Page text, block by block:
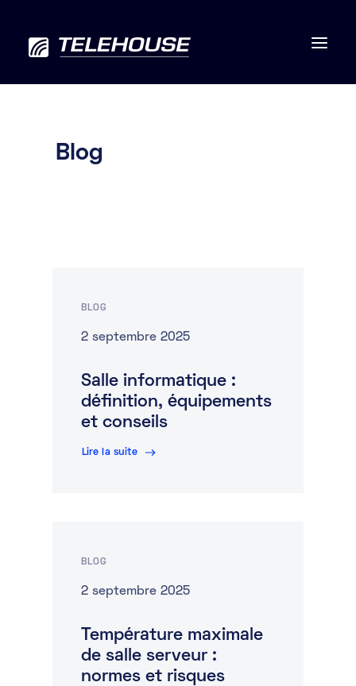
Data centers
Contactez-nous
À propos
Marketplace
Ressources
Partenaires
Blog
BLOG
2 septembre 2025
Salle informatique :
définition, équipements
et conseils
Lire la suite
BLOG
2 septembre 2025
Température maximale
de salle serveur :
normes et risques